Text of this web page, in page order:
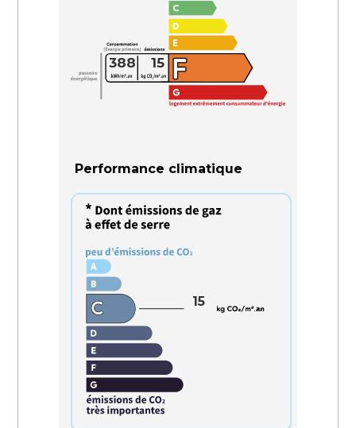
388 15
Performance climatique
15